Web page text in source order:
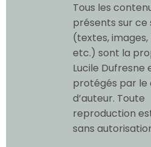
Tous les
présents sur ce
(textes, images,
etc.) sont la
Lucile Dufresne
protégés par le
d’auteur. Toute
reproduction
sans